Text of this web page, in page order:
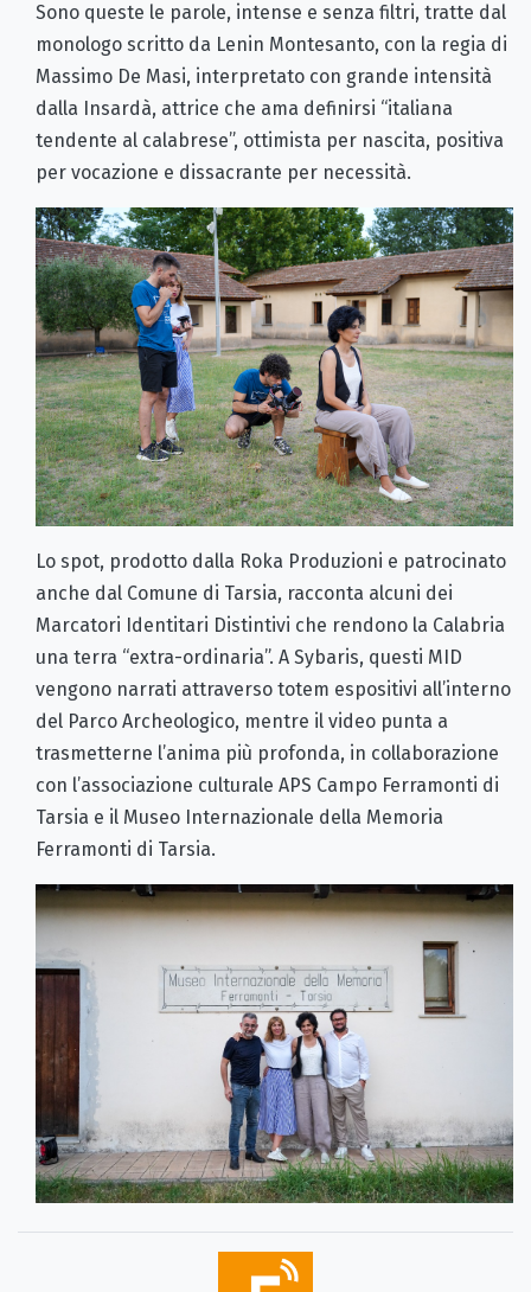
Sono queste le parole, intense e senza filtri, tratte dal
monologo scritto da Lenin Montesanto, con la regia di
Massimo De Masi, interpretato con grande intensità
dalla Insardà, attrice che ama definirsi “italiana
tendente al calabrese”, ottimista per nascita, positiva
per vocazione e dissacrante per necessità.
Lo spot, prodotto dalla Roka Produzioni e patrocinato
anche dal Comune di Tarsia, racconta alcuni dei
Marcatori Identitari Distintivi che rendono la Calabria
una terra “extra-ordinaria”. A Sybaris, questi MID
vengono narrati attraverso totem espositivi all’interno
del Parco Archeologico, mentre il video punta a
trasmetterne l’anima più profonda, in collaborazione
con l’associazione culturale APS Campo Ferramonti di
Tarsia e il Museo Internazionale della Memoria
Ferramonti di Tarsia.